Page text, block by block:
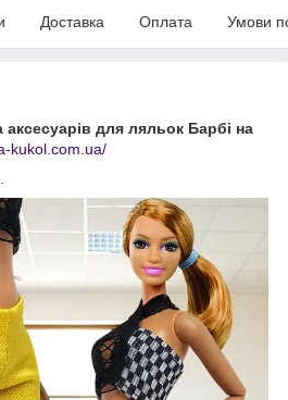
Доставка Оплата Умови
для ляльок Барбі на
kukol.com.ua/